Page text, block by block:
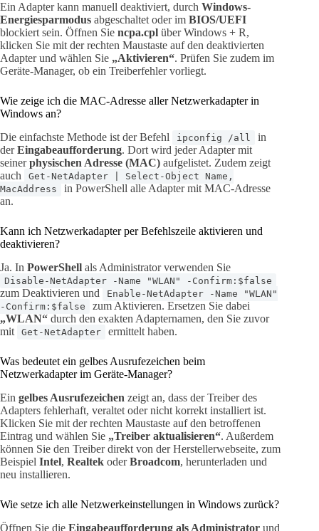
Ein Adapter kann manuell deaktiviert, durch Windows-
Energiesparmodus abgeschaltet oder im BIOS/UEFI
blockiert sein. Öffnen Sie ncpa.cpl über Windows + R,
klicken Sie mit der rechten Maustaste auf den deaktivierten
Adapter und wählen Sie „Aktivieren“. Prüfen Sie zudem im
Geräte-Manager, ob ein Treiberfehler vorliegt.
Wie zeige ich die MAC-Adresse aller Netzwerkadapter in
Windows an?
Die einfachste Methode ist der Befehl
ipconfig /all
in
derEingabeaufforderung. Dort wird jeder Adapter mit
seinerphysischen Adresse (MAC) aufgelistet. Zudem zeigt
auch
Get-NetAdapter | Select-Object Name,
MacAddress
in PowerShell alle Adapter mit MAC-Adresse
an.
Kann ich Netzwerkadapter per Befehlszeile aktivieren und
deaktivieren?
Ja. In PowerShell als Administrator verwenden Sie
Disable-NetAdapter -Name "WLAN" -Confirm:$false
zum Deaktivieren und
Enable-NetAdapter -Name "WLAN"
-Confirm:$false
zum Aktivieren. Ersetzen Sie dabei
„WLAN“ durch den exakten Adapternamen, den Sie zuvor
mit
Get-NetAdapter ermittelt haben.
Was bedeutet ein gelbes Ausrufezeichen beim
Netzwerkadapter im Geräte-Manager?
Ein gelbes Ausrufezeichen zeigt an, dass der Treiber des
Adapters fehlerhaft, veraltet oder nicht korrekt installiert ist.
Klicken Sie mit der rechten Maustaste auf den betroffenen
Eintrag und wählen Sie „Treiber aktualisieren“. Außerdem
können Sie den Treiber direkt von der Herstellerwebseite, zum
Beispiel Intel, Realtek oderBroadcom, herunterladen und
neu installieren.
Wie setze ich alle Netzwerkeinstellungen in Windows zurück?
Öffnen Sie die Eingabeaufforderung als Administrator und